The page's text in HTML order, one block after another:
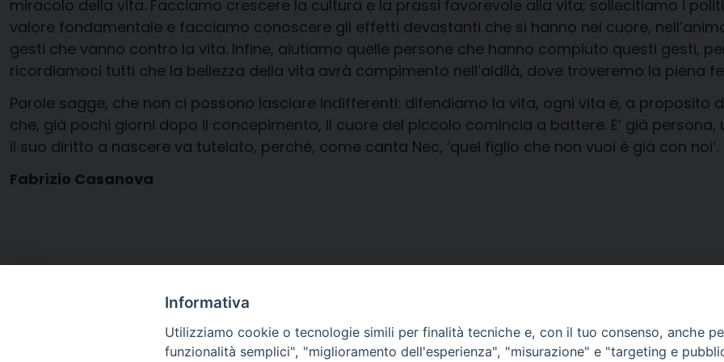
miracolo della vita. Facciamo crescere la cultura e la prassi favorevole alla vita; sollecitiamo i
valore fondamentale e facciamo conoscere gli effetti devastanti che si hanno nel cuore,
gesti che vanno contro la vita. Infine, aiutiamo quelle persone che hanno compiuto questi gesti,
ricordiamoci tutti che la bellezza della vita avrà compimento nell’aldilà, dove troveremo la piena
Parole sagge, che non ci possono lasciare indifferenti: difendiamo la vita, ogni vita e, a proposito
che, già pochi giorni dopo il concepimento, il cuore del piccolo comincia a battere. E’ già
il suo diritto a nascere va tutelato, perché, come canta Nec, ‘quel figlio che non vuoi è già con noi’.
Fabrizio Casanova
In preghiera con il mondo per la Vita nascente
Informativa
Utilizziamo cookie o tecnologie simili per finalità tecniche e, con il tuo consenso, anche
funzionalità semplici", "miglioramento dell'esperienza", "misurazione" e "targeting e